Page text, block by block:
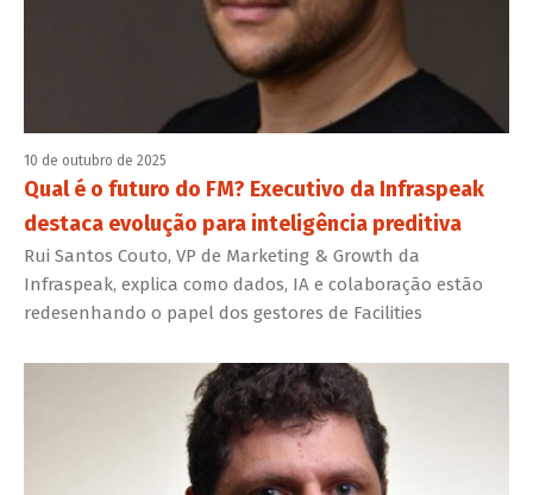
10 de outubro de 2025
Qual é o futuro do FM? Executivo da Infraspeak
destaca evolução para inteligência preditiva
Rui Santos Couto, VP de Marketing & Growth da
Infraspeak, explica como dados, IA e colaboração estão
redesenhando o papel dos gestores de Facilities